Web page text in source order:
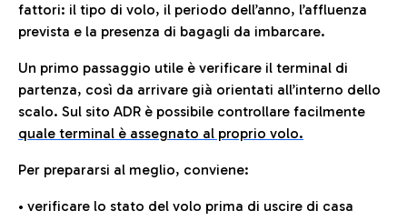
fattori: il tipo di volo, il periodo dell’anno, l’affluenza
prevista e la presenza di bagagli da imbarcare.
Un primo passaggio utile è verificare il terminal di
partenza, così da arrivare già orientati all’interno dello
scalo. Sul sito ADR è possibile controllare facilmente
quale terminal è assegnato al proprio volo.
Per prepararsi al meglio, conviene:
• verificare lo stato del volo prima di uscire di casa